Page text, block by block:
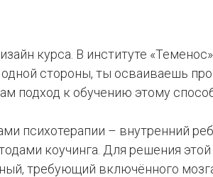
курса. В институте
одной стороны, ты осваиваешь
подход к обучению этому
психотерапии – внутренний
коучинга. Для решения
требующий включённого